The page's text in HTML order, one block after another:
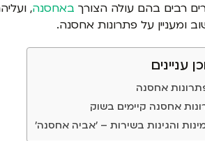
רבים בהם עולה הצורך באחסנה,
ומעניין על פתרונות אחסנה.
עניינים
אחסנה
אחסנה קיימים בשוק
והגינות בשירות – 'אביה אחסנה'